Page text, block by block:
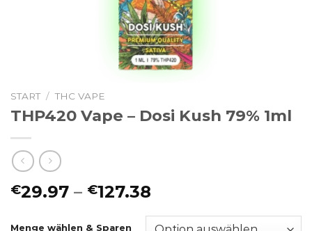
START / THC VAPE
THP420 Vape – Dosi Kush 79% 1ml
€29.97 – €127.38
bis
Menge wählen & Sparen